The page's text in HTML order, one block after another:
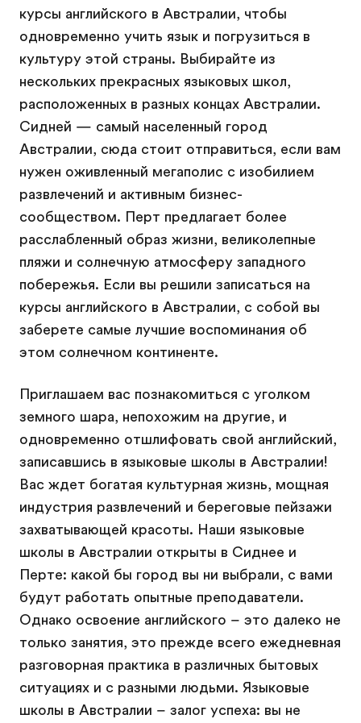
курсы английского в Австралии, чтобы
одновременно учить язык и погрузиться в
культуру этой страны. Выбирайте из
нескольких прекрасных языковых школ,
расположенных в разных концах Австралии.
Сидней — самый населенный город
Австралии, сюда стоит отправиться, если вам
нужен оживленный мегаполис с изобилием
развлечений и активным бизнес-
сообществом. Перт предлагает более
расслабленный образ жизни, великолепные
пляжи и солнечную атмосферу западного
побережья. Если вы решили записаться на
курсы английского в Австралии, с собой вы
заберете самые лучшие воспоминания об
этом солнечном континенте.
Приглашаем вас познакомиться с уголком
земного шара, непохожим на другие, и
одновременно отшлифовать свой английский,
записавшись в языковые школы в Австралии!
Вас ждет богатая культурная жизнь, мощная
индустрия развлечений и береговые пейзажи
захватывающей красоты. Наши языковые
школы в Австралии открыты в Сиднее и
Перте: какой бы город вы ни выбрали, с вами
будут работать опытные преподаватели.
Однако освоение английского – это далеко не
только занятия, это прежде всего ежедневная
разговорная практика в различных бытовых
ситуациях и с разными людьми. Языковые
школы в Австралии – залог успеха: вы не